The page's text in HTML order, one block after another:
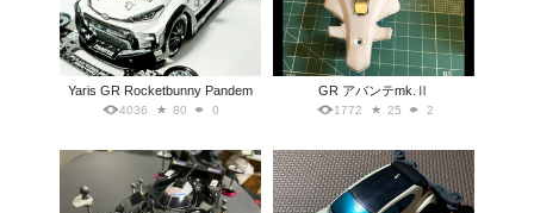
Yaris GR Rocketbunny Pandem
4036 80 0
GR アバンテmk.Ⅱ
1772 25 2